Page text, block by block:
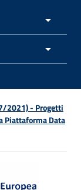
2021) - Progetti
Piattaforma Data